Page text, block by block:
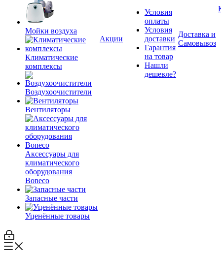
Мойки воздуха
Климатические
комплексы
Воздухоочистители
Вентиляторы
Аксессуары для
климатического
оборудования
Boneco
Запасные части
Уценённые товары
Акции
Условия
оплаты
Условия
доставки
Гарантия
на товар
Нашли
дешевле?
Доставка и
Самовывоз